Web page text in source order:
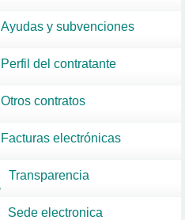
Ayudas y subvenciones
Perfil del contratante
Otros contratos
Facturas electrónicas
Transparencia
Sede electronica